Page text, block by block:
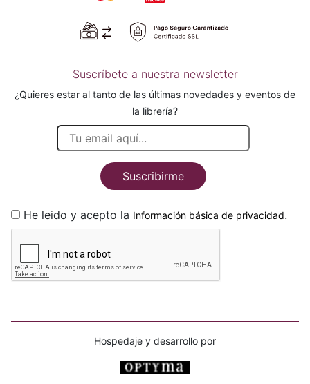
Suscríbete a nuestra newsletter
¿Quieres estar al tanto de las últimas novedades y eventos de
la librería?
Suscribirme
He leido y acepto la Información básica de privacidad.
Hospedaje y desarrollo por